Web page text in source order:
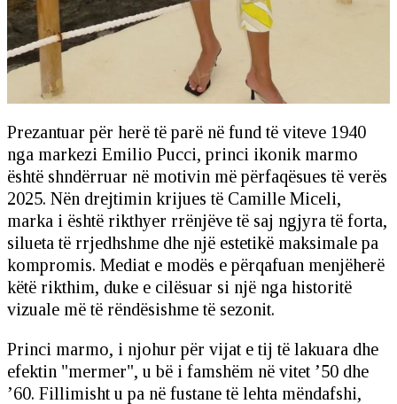
Prezantuar për herë të parë në fund të viteve 1940
nga markezi Emilio Pucci, princi ikonik marmo
është shndërruar në motivin më përfaqësues të verës
2025. Nën drejtimin krijues të Camille Miceli,
marka i është rikthyer rrënjëve të saj ngjyra të forta,
silueta të rrjedhshme dhe një estetikë maksimale pa
kompromis. Mediat e modës e përqafuan menjëherë
këtë rikthim, duke e cilësuar si një nga historitë
vizuale më të rëndësishme të sezonit.
Princi marmo, i njohur për vijat e tij të lakuara dhe
efektin "mermer", u bë i famshëm në vitet ’50 dhe
’60. Fillimisht u pa në fustane të lehta mëndafshi,